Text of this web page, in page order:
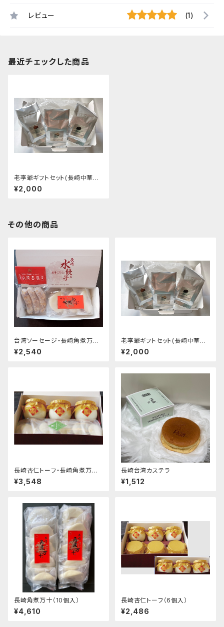
レビュー (1)
最近チェックした商品
老李爺ギフトセット(長崎中華菓
子)
¥2,000
その他の商品
台湾ソーセージ・長崎角煮万十
セット
¥2,540
老李爺ギフトセット(長崎中華菓
子)
¥2,000
長崎杏仁トーフ・長崎角煮万十
セット
¥3,548
長崎台湾カステラ
¥1,512
長崎角煮万十（10個入）
¥4,610
長崎杏仁トーフ（6個入）
¥2,486